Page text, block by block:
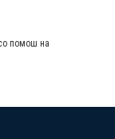
помош на